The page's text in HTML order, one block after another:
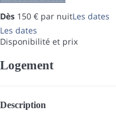
Dès 150 € par nuitLes dates
Les dates
Disponibilité et prix
Logement
Description